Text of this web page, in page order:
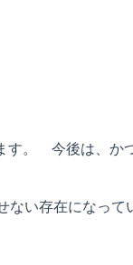
す。　今後は、か
ない存在になって